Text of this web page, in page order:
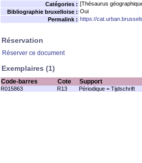
Catégories : [Thésaurus
Bibliographie bruxelloise : Oui
Permalink : https://
Réservation
Réserver ce document
Exemplaires (1)
Code-barres Cote Support
R015863 R13 Périodique = Tijdschrift